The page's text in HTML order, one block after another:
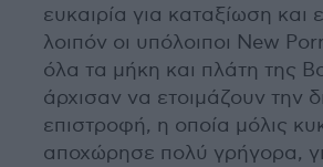
ευκαιρία για καταξίωση
λοιπόν οι υπόλοιποι New
όλα τα μήκη και πλάτη της
άρχισαν να ετοιμάζουν την
επιστροφή, η οποία μόλις
αποχώρησε πολύ γρήγορα,